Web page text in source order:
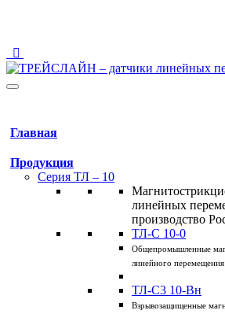
Главная
Продукция
Серия ТЛ – 10
линейных
производство
ТЛ-C 10-0
Общепромышленные
линейного
ТЛ-C3 10-Вн
Взрывозащищенные